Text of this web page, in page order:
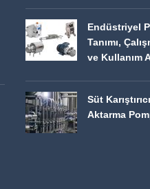
Endüstriyel
Tanımı,
ve Kullanım
Süt
Aktarma